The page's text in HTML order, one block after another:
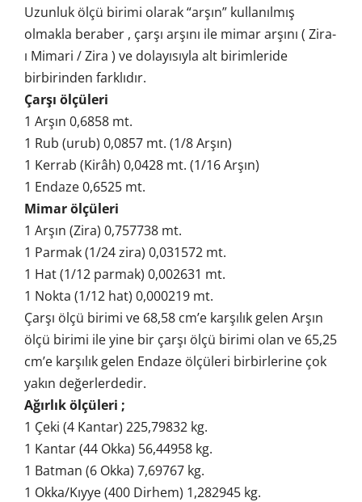
Uzunluk ölçü birimi olarak “arşın” kullanılmış
olmakla beraber , çarşı arşını ile mimar arşını ( Zira-
ı Mimari / Zira ) ve dolayısıyla alt birimleride
birbirinden farklıdır.
Çarşı ölçüleri
1 Arşın 0,6858 mt.
1 Rub (urub) 0,0857 mt. (1/8 Arşın)
1 Kerrab (Kirâh) 0,0428 mt. (1/16 Arşın)
1 Endaze 0,6525 mt.
Mimar ölçüleri
1 Arşın (Zira) 0,757738 mt.
1 Parmak (1/24 zira) 0,031572 mt.
1 Hat (1/12 parmak) 0,002631 mt.
1 Nokta (1/12 hat) 0,000219 mt.
Çarşı ölçü birimi ve 68,58 cm’e karşılık gelen Arşın
ölçü birimi ile yine bir çarşı ölçü birimi olan ve 65,25
cm’e karşılık gelen Endaze ölçüleri birbirlerine çok
yakın değerlerdedir.
Ağırlık ölçüleri ;
1 Çeki (4 Kantar) 225,79832 kg.
1 Kantar (44 Okka) 56,44958 kg.
1 Batman (6 Okka) 7,69767 kg.
1 Okka/Kıyye (400 Dirhem) 1,282945 kg.